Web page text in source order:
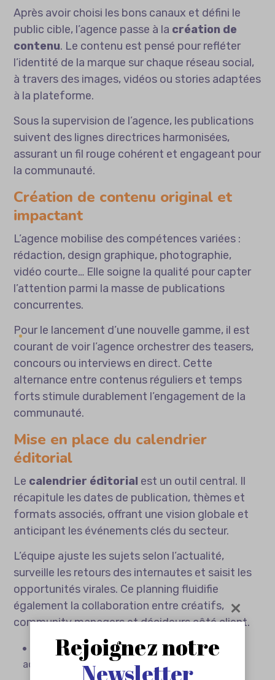
Après avoir choisi les bons canaux et défini le
public cible, l’agence passe à la création de
contenu. Le contenu est pensé pour refléter
l’identité de la marque sur chaque réseau social,
à travers des images, vidéos ou stories adaptées
à la plateforme.
Sous la supervision de l’agence, les publications
suivent des lignes directrices harmonisées,
assurant un fil rouge cohérent et engageant pour
la communauté.
Création de contenu original et
impactant
L’agence mobilise des compétences variées :
rédaction, design graphique, photographie,
vidéo courte… Elle soigne la qualité pour capter
l’attention parmi la masse de publications
concurrentes.
Pour le lancement d’une nouvelle gamme, il est
courant de voir l’agence orchestrer des teasers,
concours ou interviews en direct. Cette
alternance entre contenus réguliers et temps
forts stimule durablement l’engagement de la
communauté.
Mise en place du calendrier
éditorial
Le calendrier éditorial est un outil central. Il
récapitule les dates de publication, thèmes et
formats associés, offrant une vision globale et
anticipant les événements clés du secteur.
L’équipe ajuste les sujets selon l’actualité,
surveille les retours des internautes et saisit les
opportunités virales. Ce planning fluidifie
également la collaboration entre créatifs,
community managers et décideurs côté client.
Anticipation des événements saisonniers et
actualités sectorielles
Rejoignez notre
Newsletter